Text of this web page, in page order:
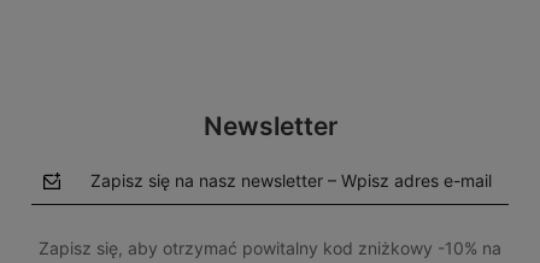
Newsletter
Zapisz się, aby otrzymać powitalny kod zniżkowy -10% na
Zapisz się na nasz newsletter – Wpisz adres e-mail